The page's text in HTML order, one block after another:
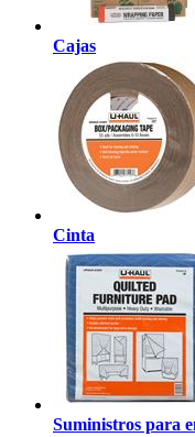
Cajas
Cinta
Suministros para